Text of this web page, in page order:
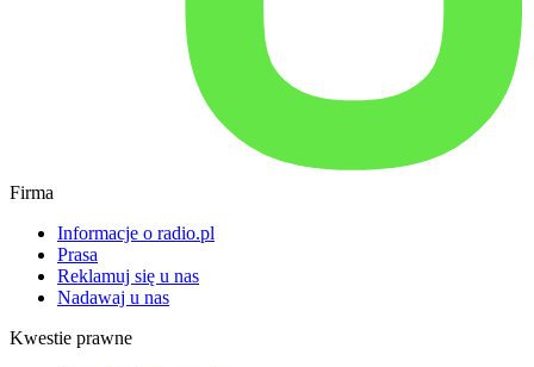
Firma
Informacje o radio.pl
Prasa
Reklamuj się u nas
Nadawaj u nas
Kwestie prawne